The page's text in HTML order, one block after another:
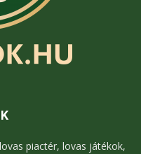
piactér, lovas játékok,